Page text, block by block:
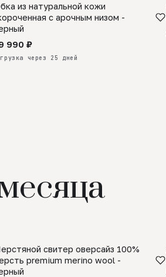
ПРЕДЗАКАЗ
из натуральной кожи
с арочным низом -
990 ₽
через 25 дней
свитер оверсайз 100%
premium merino wool -